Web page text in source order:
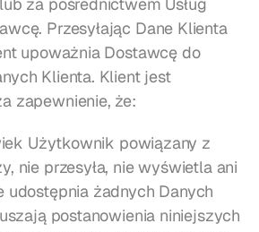
Przesyłając Dane Klienta
upoważnia Dostawcę do
Klienta. Klient jest
zapewnienie, że:
Użytkownik powiązany z
nie przesyła, nie wyświetla ani
udostępnia żadnych Danych
postanowienia niniejszych